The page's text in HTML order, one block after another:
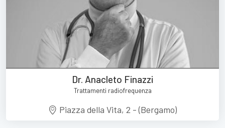
Dr. Anacleto Finazzi
Trattamenti radiofrequenza
Piazza della Vita, 2 - (Bergamo)